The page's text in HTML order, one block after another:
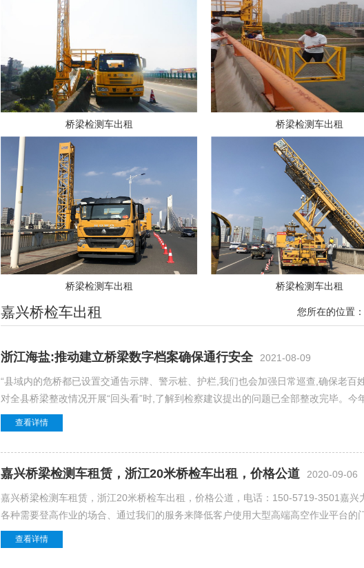
桥梁检测车出租 桥梁检测车出租
桥梁检测车出租 桥梁检测车出租
您所在的位置：
嘉兴桥检车出租
浙江海盐:推动建立桥梁数字档案确保通行安全 2021-08-09
“县域内的危桥都已设置交通告示牌、警示桩、护栏,我们也会加强日常巡查,确保老
对全县桥梁整改情况开展“回头看”时,了解到检察建议提出的问题已全部整改完毕。今
查看详情
嘉兴桥梁检测车租赁，浙江20米桥检车出租，价格公道 2020-09-06
嘉兴桥梁检测车租赁，浙江20米桥检车出租，价格公道，电话：150-5719-3501嘉
各种需要登高作业的场合、通过我们的服务来降低客户使用大型高端高空作业平台的
查看详情